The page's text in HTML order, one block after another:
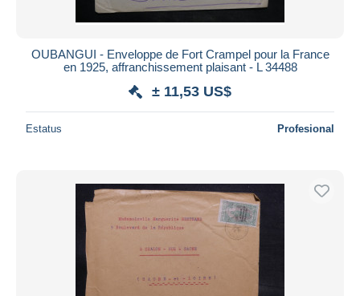
OUBANGUI - Enveloppe de Fort Crampel pour la France
en 1925, affranchissement plaisant - L 34488
± 11,53 US$
Estatus Profesional